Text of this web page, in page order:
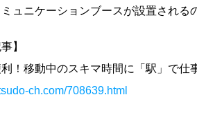
ュニケーションブースが設置され
】
！移動中のスキマ時間に「駅」で仕
ch.com/708639.html